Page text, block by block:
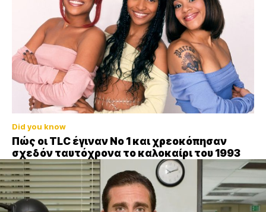
Did you know
Πώς οι TLC έγιναν Νο 1 και χρεοκόπησαν
σχεδόν ταυτόχρονα το καλοκαίρι του 1993